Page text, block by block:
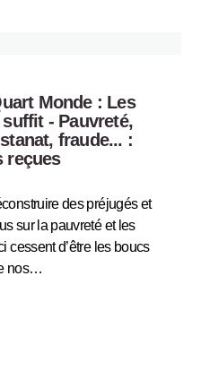
Monde : Les
- Pauvreté,
fraude... :
reçues
des préjugés et
sur la pauvreté et les
cessent d’être les boucs
nos…